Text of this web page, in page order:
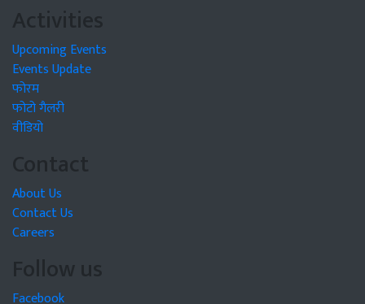
Activities
Upcoming Events
Events Update
फोरम
फोटो गैलरी
वीडियो
Contact
About Us
Contact Us
Careers
Follow us
Facebook